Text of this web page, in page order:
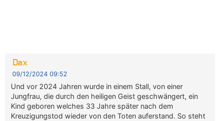
Dax
09/12/2024 09:52
Und vor 2024 Jahren wurde in einem Stall, von einer
Jungfrau, die durch den heiligen Geist geschwängert, ein
Kind geboren welches 33 Jahre später nach dem
Kreuzigungstod wieder von den Toten auferstand. So steht